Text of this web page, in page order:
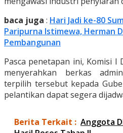
baca juga : Hari Jadi ke-80
Paripurna Istimewa, Herman
Pembangunan
Pasca penetapan ini, Komisi I
menyerahkan berkas
terpilih tersebut kepada
pelantikan dapat segera
Berita Terkait : Anggota